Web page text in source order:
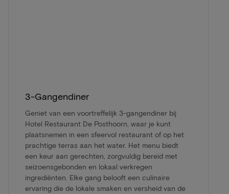
3-Gangendiner
Geniet van een voortreffelijk 3-gangendiner bij
Hotel Restaurant De Posthoorn, waar je kunt
plaatsnemen in een sfeervol restaurant of op het
prachtige terras aan het water. Het menu biedt
een keur aan gerechten, zorgvuldig bereid met
seizoensgebonden en lokaal verkregen
ingrediënten. Elke gang belooft een culinaire
ervaring die de lokale smaken en versheid van de